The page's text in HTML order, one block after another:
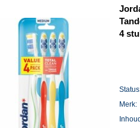
4
Merk: